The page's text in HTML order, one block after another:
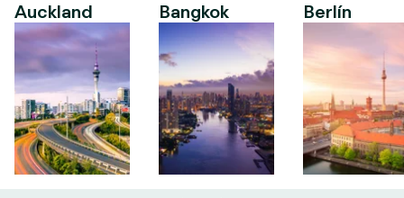
Auckland Bangkok Berlín